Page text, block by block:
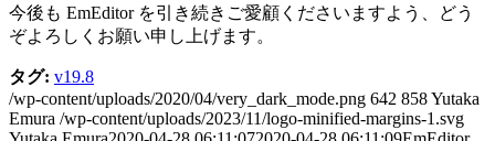
今後も EmEditor を引き続きご愛顧くださいますよう、どう
ぞよろしくお願い申し上げます。
タグ: v19.8
/wp-content/uploads/2020/04/very_dark_mode.png 642 858Yutaka
Emura /wp-content/uploads/2023/11/logo-minified-margins-1.svg